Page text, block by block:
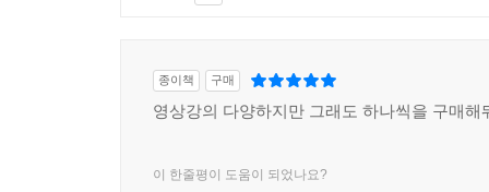
종이책 구매
영상강의 다양하지만 그래도 하나씩을 구매해
이 한줄평이 도움이 되었나요?